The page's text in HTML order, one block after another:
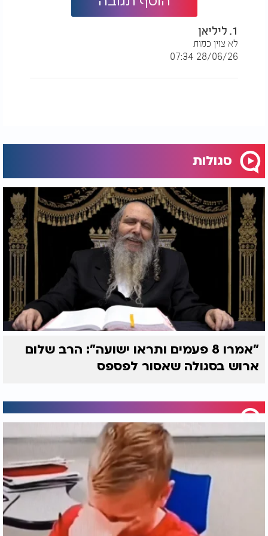
1. ליליאן
לא צוין כמות
28/06/26 07:34
סגולות
"אמרו 8 פעמים ותראו ישועה": הרב שלום
ארוש בסגולה שאסור לפספס